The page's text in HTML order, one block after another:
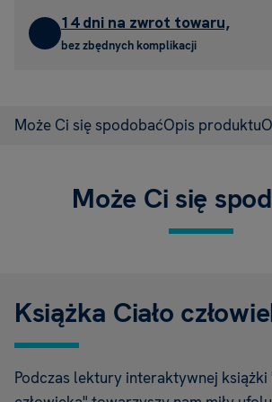
14 dni na zwrot towaru,
bez zbędnych komplikacji
Może Ci się spodobaćOpis produktu
Może Ci się
Książka Ciało
Podczas lektury interaktywnej książki